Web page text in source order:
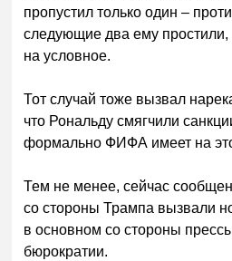
пропустил только один –
следующие два ему простили,
на условное.
Тот случай тоже вызвал
что Рональду смягчили
формально ФИФА имеет на
Тем не менее, сейчас
со стороны Трампа вызвали
в основном со стороны
бюрократии.